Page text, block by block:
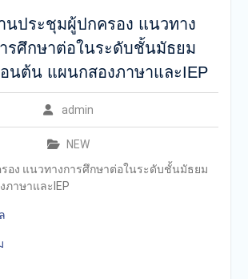
นประชุมผู้ปกครอง แนวทาง
รศึกษาต่อในระดับชั้นมัธยม
นต้น แผนกสองภาษาและIEP
admin
NEW
อง แนวทางการศึกษาต่อในระดับชั้นมัธยม
าษาและIEP